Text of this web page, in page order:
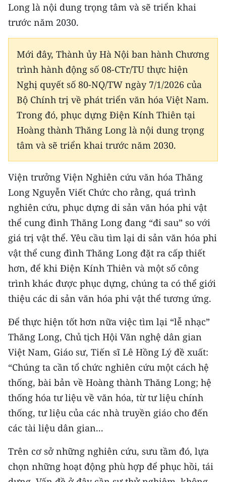
Long là nội dung trọng tâm và sẽ triển khai
trước năm 2030.
Mới đây, Thành ủy Hà Nội ban hành Chương
trình hành động số 08-CTr/TU thực hiện
Nghị quyết số 80-NQ/TW ngày 7/1/2026 của
Bộ Chính trị về phát triển văn hóa Việt Nam.
Trong đó, phục dựng Điện Kính Thiên tại
Hoàng thành Thăng Long là nội dung trọng
tâm và sẽ triển khai trước năm 2030.
Viện trưởng Viện Nghiên cứu văn hóa Thăng
Long Nguyễn Viết Chức cho rằng, quá trình
nghiên cứu, phục dựng di sản văn hóa phi vật
thể cung đình Thăng Long đang “đi sau” so với
giá trị vật thể. Yêu cầu tìm lại di sản văn hóa phi
vật thể cung đình Thăng Long đặt ra cấp thiết
hơn, để khi Điện Kính Thiên và một số công
trình khác được phục dựng, chúng ta có thể giới
thiệu các di sản văn hóa phi vật thể tương ứng.
Để thực hiện tốt hơn nữa việc tìm lại “lễ nhạc”
Thăng Long, Chủ tịch Hội Văn nghệ dân gian
Việt Nam, Giáo sư, Tiến sĩ Lê Hồng Lý đề xuất:
“Chúng ta cần tổ chức nghiên cứu một cách hệ
thống, bài bản về Hoàng thành Thăng Long; hệ
thống hóa tư liệu về văn hóa, từ tư liệu chính
thống, tư liệu của các nhà truyền giáo cho đến
các tài liệu dân gian...
Trên cơ sở những nghiên cứu, sưu tầm đó, lựa
chọn những hoạt động phù hợp để phục hồi, tái